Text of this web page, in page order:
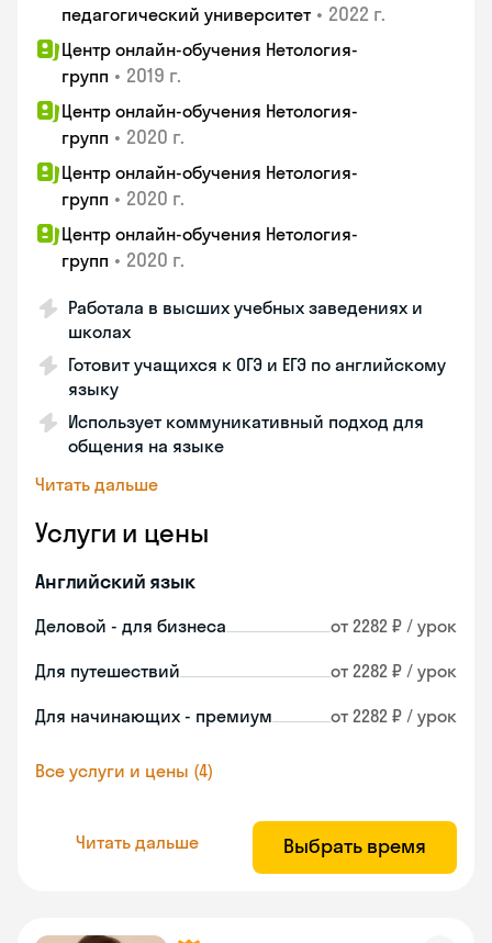
педагогический университет • 2022 г.
Центр онлайн-обучения Нетология-
групп • 2019 г.
Центр онлайн-обучения Нетология-
групп • 2020 г.
Центр онлайн-обучения Нетология-
групп • 2020 г.
Центр онлайн-обучения Нетология-
групп • 2020 г.
Работала в высших учебных заведениях и
школах
Готовит учащихся к ОГЭ и ЕГЭ по английскому
языку
Использует коммуникативный подход для
общения на языке
Читать дальше
Услуги и цены
Английский язык
Деловой - для бизнеса от 2282 ₽ / урок
Для путешествий от 2282 ₽ / урок
Для начинающих - премиум от 2282 ₽ / урок
Все услуги и цены (4)
Читать дальше Выбрать время